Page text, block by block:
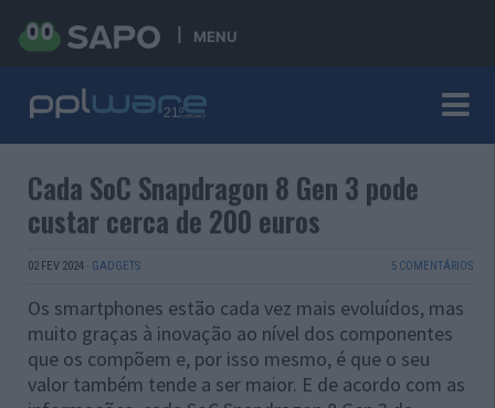
MENU
Cada SoC Snapdragon 8 Gen 3 pode
custar cerca de 200 euros
02 FEV 2024 · GADGETS 5 COMENTÁRIOS
Os smartphones estão cada vez mais evoluídos, mas
muito graças à inovação ao nível dos componentes
que os compõem e, por isso mesmo, é que o seu
valor também tende a ser maior. E de acordo com as